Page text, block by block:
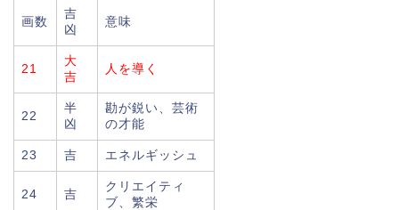
画数
吉
凶
意味
21
大
吉
人を導く
22
半
凶
勘が鋭い、芸術
の才能
23 吉 エネルギッシュ
24 吉
クリエイティ
ブ、繁栄